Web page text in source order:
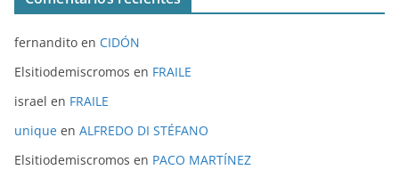
fernandito en CIDÓN
Elsitiodemiscromos en FRAILE
israel en FRAILE
unique en ALFREDO DI STÉFANO
Elsitiodemiscromos en PACO MARTÍNEZ